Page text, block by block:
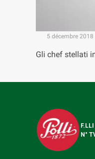
5 décembre 2018
Gli chef stellati
N°